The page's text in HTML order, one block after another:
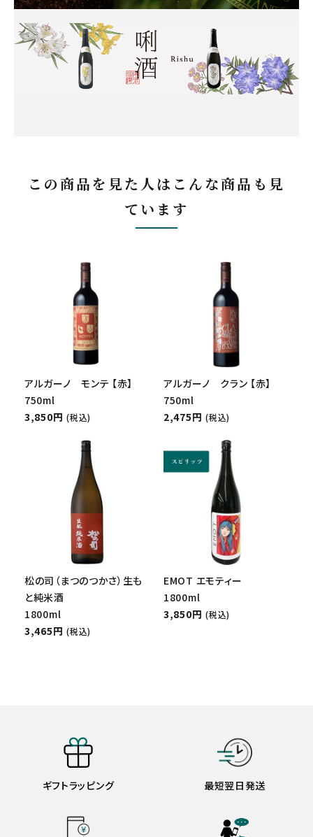
この商品を見た人はこんな商品も見
ています
アルガーノ モンテ 【赤】
750ml
3,850円 (税込)
アルガーノ クラン 【赤】
750ml
2,475円 (税込)
松の司（まつのつかさ）生も
と純米酒
1800ml
3,465円 (税込)
EMOT エモティー
1800ml
3,850円 (税込)
ギフトラッピング 最短翌日発送